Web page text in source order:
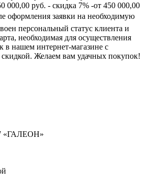
000,00 руб. - скидка 7% -от 450 000,00
оформления заявки на необходимую
персональный статус клиента и
необходимая для осуществления
нашем интернет-магазине с
скидкой. Желаем вам удачных покупок!
«ГАЛЕОН»